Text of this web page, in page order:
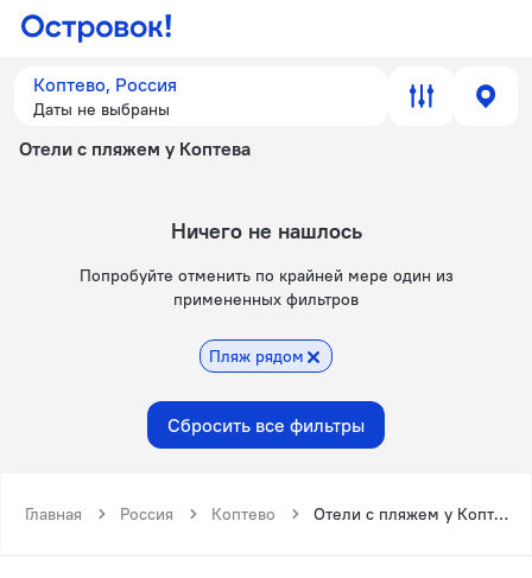
Коптево, Россия
Даты не выбраны
Отели с пляжем у Коптева
Ничего не нашлось
Попробуйте отменить по крайней мере один из
примененных фильтров
Пляж рядом
Сбросить все фильтры
Главная Россия Коптево Отели с пляжем у Коптева